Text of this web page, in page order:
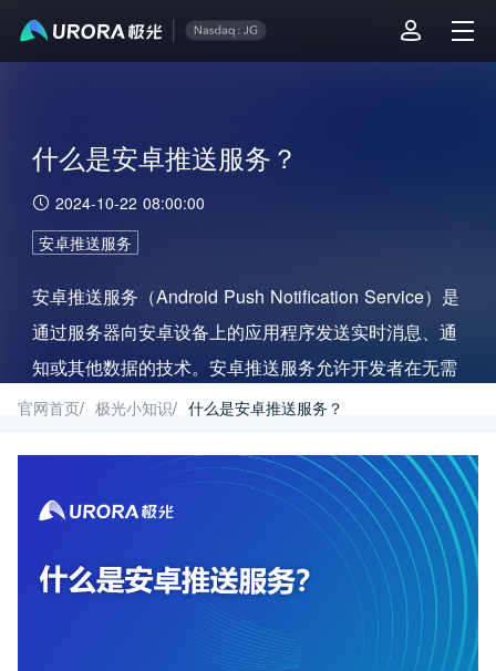
什么是安卓推送服务？
2024-10-22 08:00:00
安卓推送服务
安卓推送服务（Android Push Notification Service）是
通过服务器向安卓设备上的应用程序发送实时消息、通
知或其他数据的技术。安卓推送服务允许开发者在无需
用户主动打开应用程序的情况下，向用户推送最新的信
官网首页/ 极光小知识/ 什么是安卓推送服务？